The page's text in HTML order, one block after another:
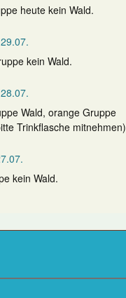
heute kein Wald.
kein Wald.
Wald, orange Gruppe
Trinkflasche mitnehmen)
kein Wald.